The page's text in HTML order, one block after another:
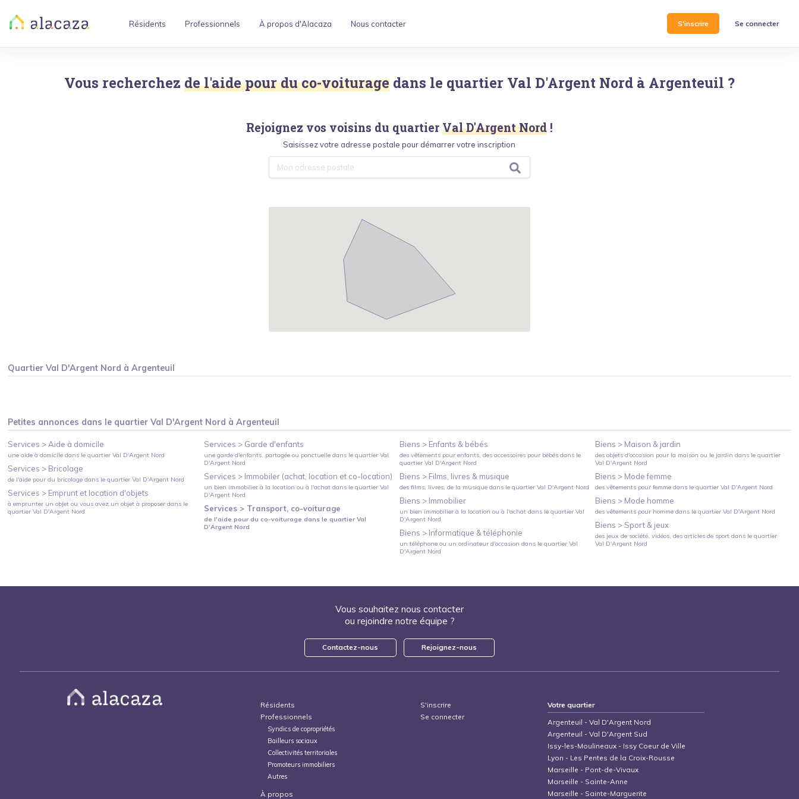
Résidents Professionnels À propos d'Alacaza Nous contacter S'inscrire Se connecter
Vous recherchez de l'aide pour du co-voiturage dans le quartier Val D'Argent Nord à Argenteuil ?
Rejoignez vos voisins du quartier Val D'Argent Nord !
Saisissez votre adresse postale pour démarrer votre inscription
QuartierVal D'Argent Nord àArgenteuil
Petites annonces dans le quartierVal D'Argent Nord à Argenteuil
Services > Aide à domicile
une aide à domicile dans le quartierVal D'Argent Nord
Services > Bricolage
de l'aide pour du bricolage dans le quartierVal D'Argent Nord
Services > Emprunt et location d'objets
à emprunter un objet ou vous avez un objet à proposer dans le
quartierVal D'Argent Nord
Services > Garde d'enfants
une garde d'enfants, partagée ou ponctuelledans le quartier Val
D'Argent Nord
Services > Immobiler (achat, location et co-location)
un bien immobilier à la location ou à l'achatdans le quartier Val
D'Argent Nord
Services > Transport, co-voiturage
de l'aide pour du co-voiturage dans le quartier Val
D'Argent Nord
Biens > Enfants & bébés
des vêtements pour enfants, des accessoires pour bébésdans le
quartier Val D'Argent Nord
Biens > Films, livres & musique
des films, livres, de la musiquedans le quartier Val D'Argent Nord
Biens > Immobilier
un bien immobilier à la location ou à l'achatdans le quartier Val
D'Argent Nord
Biens > Informatique & téléphonie
un téléphone ou un ordinateur d'occasion dans le quartier Val
D'Argent Nord
Biens > Maison & jardin
des objets d'occasion pour la maison ou le jardin dans le quartier
Val D'Argent Nord
Biens > Mode femme
des vêtements pour femme dans le quartierVal D'Argent Nord
Biens > Mode homme
des vêtements pour homme dans le quartierVal D'Argent Nord
Biens > Sport & jeux
des jeux de société, vidéos, des articles de sport dans le quartier
Val D'Argent Nord
Vous souhaitez nous contacter
ou rejoindre notre équipe ?
Contactez-nous Rejoignez-nous
Résidents
Professionnels
Syndics de copropriétés
Bailleurs sociaux
Collectivités territoriales
Promoteurs immobiliers
Autres
À propos
S'inscrire
Se connecter
Votre quartier
Argenteuil -Val D'Argent Nord
Argenteuil -Val D'Argent Sud
Issy-les-Moulineaux - Issy Coeur de Ville
Lyon - Les Pentes de la Croix-Rousse
Marseille - Pont-de-Vivaux
Marseille - Sainte-Anne
Marseille - Sainte-Marguerite